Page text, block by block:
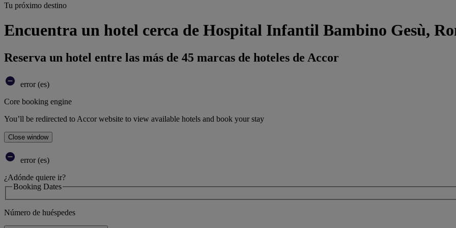
Tu próximo destino
Encuentra un hotel cerca de Hospital Infantil Bambino Gesù,
Reserva un hotel entre las más de 45 marcas de hoteles de Accor
error (es)
Core booking engine
You’ll be redirected to Accor website to view available hotels and book your stay
Close window
error (es)
¿Adónde quiere ir?
Booking Dates
Número de huéspedes